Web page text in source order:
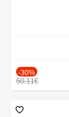
-30%
50.11€